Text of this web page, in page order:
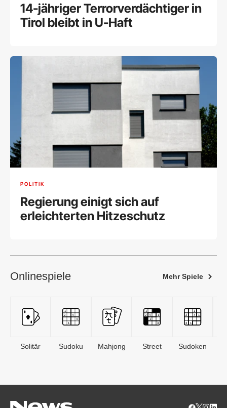
14-jähriger Terrorverdächtiger in
Tirol bleibt in U-Haft
POLITIK
Regierung einigt sich auf
erleichterten Hitzeschutz
Onlinespiele Mehr Spiele
Solitär Sudoku Mahjong Street Sudoken